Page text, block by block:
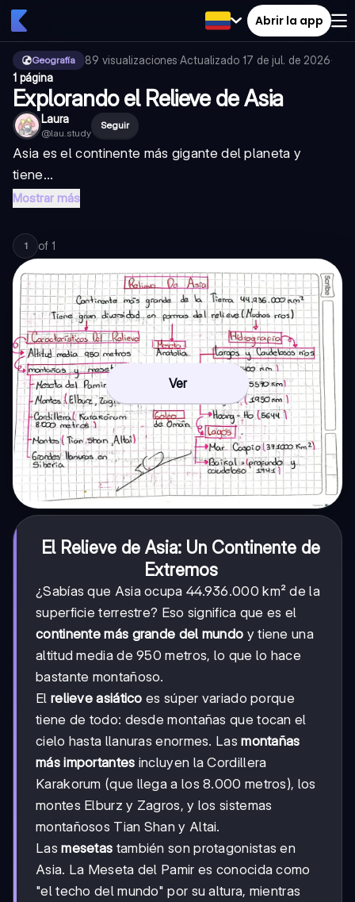
Abrir la app
Geografía 89 visualizaciones·Actualizado 17 de jul. de 2026·
1 página
Explorando el Relieve de Asia
Laura
@lau.study
Seguir
Asia es el continente más gigante del planeta y
tiene...
Mostrar más
1 of 1
Ver
El Relieve de Asia: Un Continente de
Extremos
¿Sabías que Asia ocupa 44.936.000 km² de la
superficie terrestre? Eso significa que es el
continente más grande del mundo y tiene una
altitud media de 950 metros, lo que lo hace
bastante montañoso.
El relieve asiático es súper variado porque
tiene de todo: desde montañas que tocan el
cielo hasta llanuras enormes. Lasmontañas
más importantes incluyen la Cordillera
Karakorum (que llega a los 8.000 metros), los
montes Elburz y Zagros, y los sistemas
montañosos Tian Shan y Altai.
Lasmesetas también son protagonistas en
Asia. La Meseta del Pamir es conocida como
"el techo del mundo" por su altura, mientras